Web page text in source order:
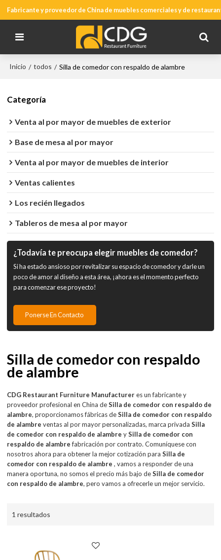
Fabricante y proveedor de China de muebles comerciales y de
Inicio / todos / Silla de comedor con respaldo de alambre
Categoría
Venta al por mayor de muebles de exterior
Base de mesa al por mayor
Venta al por mayor de muebles de interior
Ventas calientes
Los recién llegados
Tableros de mesa al por mayor
¿Todavía te preocupa elegir muebles de comedor?
Si ha estado ansioso por revitalizar su espacio de comedor y darle un
poco de amor al diseño a esta área, ¡ahora es el momento perfecto
para comenzar ese proyecto!
Ponerse En Contacto
Silla de comedor con respaldo
de alambre
CDG Restaurant Furniture Manufactureres un fabricante y
proveedor profesional en China deSilla de comedor con respaldo de
alambre, proporcionamos fábricas deSilla de comedor con respaldo
de alambre ventas al por mayor personalizadas, marca privadaSilla
de comedor con respaldo de alambre ySilla de comedor con
respaldo de alambrefabricación por contrato. Comuníquese con
nosotros ahora para obtener la mejor cotización paraSilla de
comedor con respaldo de alambre , vamos a responder de una
manera oportuna, no somos el precio más bajo deSilla de comedor
con respaldo de alambre, pero vamos a ofrecerle un mejor servicio.
1 resultados